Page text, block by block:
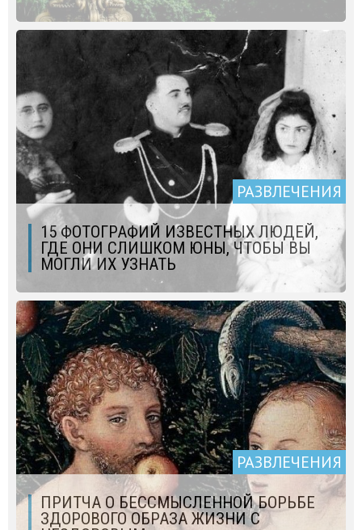
РАЗВЛЕЧЕНИЯ
15 ФОТОГРАФИЙ ИЗВЕСТНЫХ ЛЮДЕЙ,
ГДЕ ОНИ СЛИШКОМ ЮНЫ, ЧТОБЫ ВЫ
МОГЛИ ИХ УЗНАТЬ
РАЗВЛЕЧЕНИЯ
ПРИТЧА О БЕССМЫСЛЕННОЙ БОРЬБЕ
ЗДОРОВОГО ОБРАЗА ЖИЗНИ С